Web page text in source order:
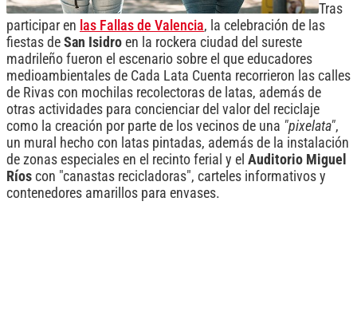
Tras
participar en las Fallas de Valencia, la celebración de las
fiestas de San Isidro en la rockera ciudad del sureste
madrileño fueron el escenario sobre el que educadores
medioambientales de Cada Lata Cuenta recorrieron las calles
de Rivas con mochilas recolectoras de latas, además de
otras actividades para concienciar del valor del reciclaje
como la creación por parte de los vecinos de una "pixelata",
un mural hecho con latas pintadas, además de la instalación
de zonas especiales en el recinto ferial y el Auditorio Miguel
Ríos con "canastas recicladoras", carteles informativos y
contenedores amarillos para envases.